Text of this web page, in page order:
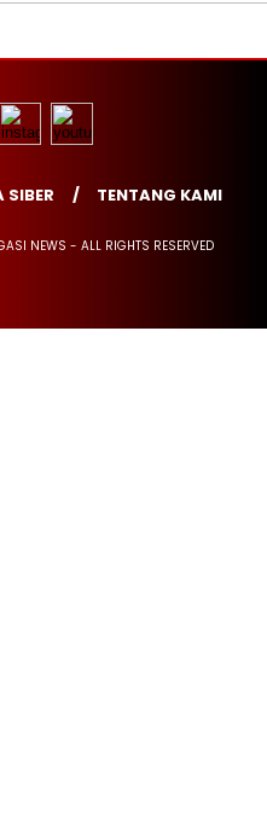
SIBER TENTANG KAMI
NEWS - ALL RIGHTS RESERVED